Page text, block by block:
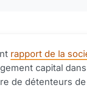
rapport de la
capital
de détenteurs de